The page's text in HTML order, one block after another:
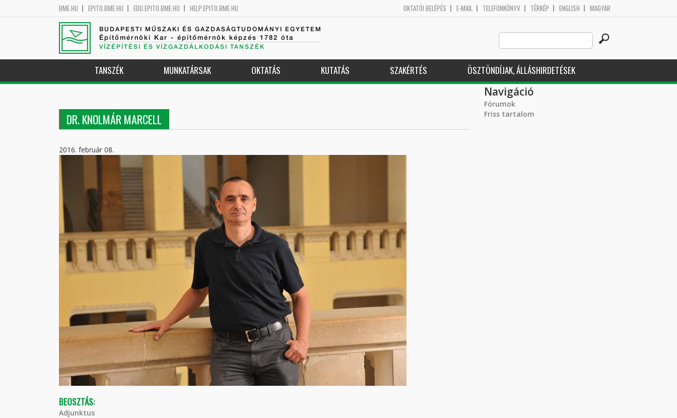
BME.HU EPITO.BME.HU EDU.EPITO.BME.HU HELP.EPITO.BME.HU OKTATÓI BELÉPÉS E-MAIL TELEFONKÖNYV TÉRKÉP ENGLISH MAGYAR
BUDAPESTI MŰSZAKI ÉS GAZDASÁGTUDOMÁNYI EGYETEM
Építőmérnöki Kar - építőmérnök képzés 1782 óta
VÍZÉPÍTÉSI ÉS VÍZGAZDÁLKODÁSI TANSZÉK
Search
this
site
TANSZÉK MUNKATÁRSAK OKTATÁS KUTATÁS SZAKÉRTÉS ÖSZTÖNDÍJAK, ÁLLÁSHIRDETÉSEK
DR. KNOLMÁR MARCELL
2016. február 08.
BEOSZTÁS:
Adjunktus
Navigáció
Fórumok
Friss tartalom